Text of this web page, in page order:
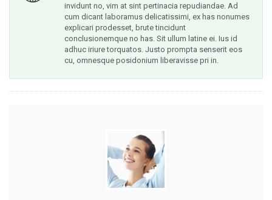
invidunt no, vim at sint pertinacia repudiandae. Ad
cum dicant laboramus delicatissimi, ex has nonumes
explicari prodesset, brute tincidunt
conclusionemque no has. Sit ullum latine ei. Ius id
adhuc iriure torquatos. Justo prompta senserit eos
cu, omnesque posidonium liberavisse pri in.